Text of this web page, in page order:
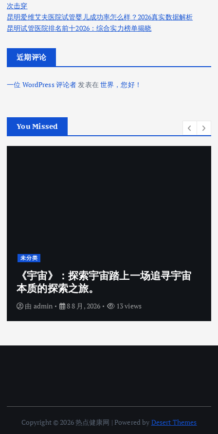
次击穿
昆明爱维艾夫医院试管婴儿成功率怎么样？2026真实数据解析
昆明试管医院排名前十2026：综合实力榜单揭晓
近期评论
一位 WordPress 评论者 发表在世界，您好！
You Missed
未分类
《宇宙》：探索宇宙踏上一场追寻宇宙
本质的探索之旅。
由 admin 8 8 月, 2026 13 views
Copyright © 2026 热点健康网 | Powered by Desert Themes